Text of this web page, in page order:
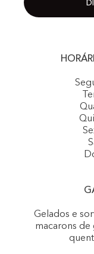
Gelados e
macarons